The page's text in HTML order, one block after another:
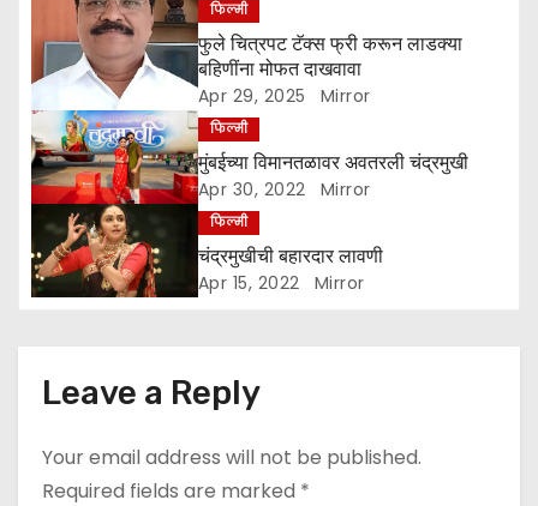
g
a
t
i
o
n
फिल्मी
फुले चित्रपट टॅक्स फ्री करून लाडक्या
बहिणींना मोफत दाखवावा
Apr 29, 2025 Mirror
फिल्मी
मुंबईच्या विमानतळावर अवतरली चंद्रमुखी
Apr 30, 2022 Mirror
फिल्मी
चंद्रमुखीची बहारदार लावणी
Apr 15, 2022 Mirror
Leave a Reply
Your email address will not be published.
Required fields are marked *